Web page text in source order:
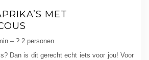
MET
– ? 2 personen
Dan is dit gerecht echt iets voor jou! Voor